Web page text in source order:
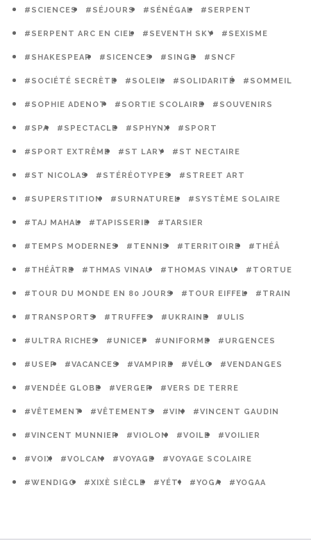
#SCIENCES #SÉJOURS #SÉNÉGAL #SERPENT
#SERPENT ARC EN CIEL #SEVENTH SKY #SEXISME
#SHAKESPEAR #SICENCES #SINGE #SNCF
#SOCIÉTÉ SECRÈTE #SOLEIL #SOLIDARITÉ #SOMMEIL
#SOPHIE ADENOT #SORTIE SCOLAIRE #SOUVENIRS
#SPA #SPECTACLE #SPHYNX #SPORT
#SPORT EXTRÊME #ST LARY #ST NECTAIRE
#ST NICOLAS #STÉRÉOTYPES #STREET ART
#SUPERSTITION #SURNATUREL #SYSTÈME SOLAIRE
#TAJ MAHAL #TAPISSERIE #TARSIER
#TEMPS MODERNES #TENNIS #TERRITOIRE #THÉÂ
#THÉÂTRE #THMAS VINAU #THOMAS VINAU #TORTUE
#TOUR DU MONDE EN 80 JOURS #TOUR EIFFEL #TRAIN
#TRANSPORTS #TRUFFES #UKRAINE #ULIS
#ULTRA RICHES #UNICEF #UNIFORME #URGENCES
#USEP #VACANCES #VAMPIRE #VÉLO #VENDANGES
#VENDÉE GLOBE #VERGER #VERS DE TERRE
#VÊTEMENT #VÊTEMENTS #VIN #VINCENT GAUDIN
#VINCENT MUNNIER #VIOLON #VOILE #VOILIER
#VOIX #VOLCAN #VOYAGE #VOYAGE SCOLAIRE
#WENDIGO #XIXÈ SIÈCLE #YÉTI #YOGA #YOGAA